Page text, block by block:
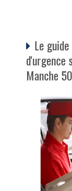
Le
d'urgence
Manche 50